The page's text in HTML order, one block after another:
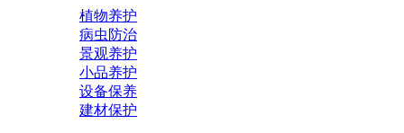
植物养护
病虫防治
景观养护
小品养护
设备保养
建材保护